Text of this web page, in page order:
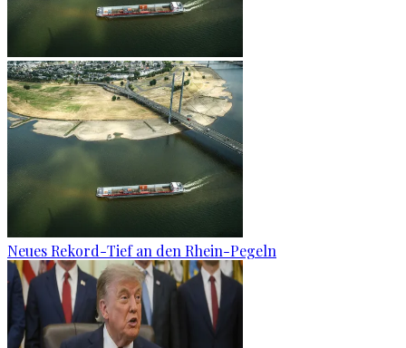
Neues Rekord-Tief an den Rhein-Pegeln